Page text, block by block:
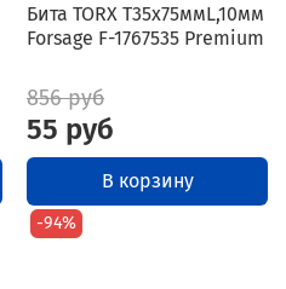
Бита TORX T35x75ммL,10мм
Forsage F-1767535 Premium
856 руб
55 руб
В корзину
-94%